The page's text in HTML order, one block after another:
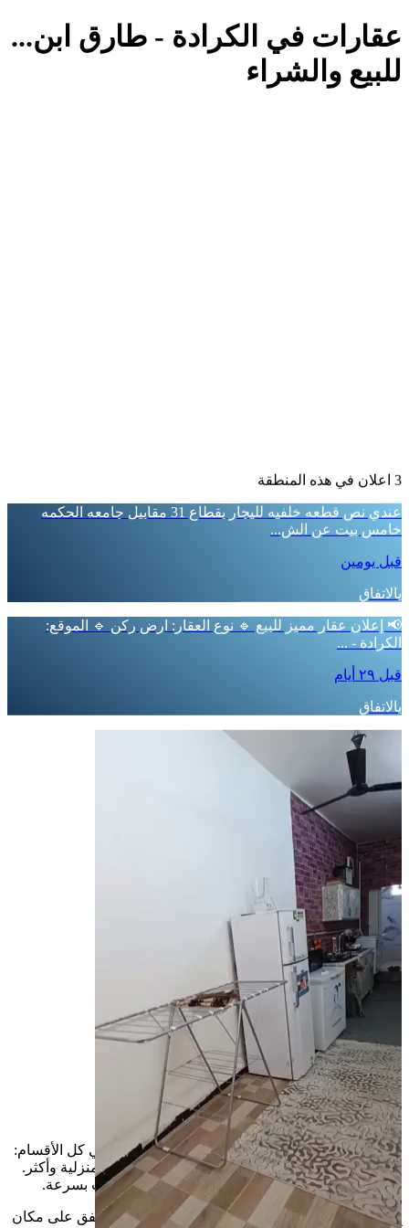
عقارات في الكرادة - طارق ابن...
للبيع والشراء
3 اعلان في هذه المنطقة
عندي نص قطعه خلفيه لليجار بقطاع 31 مقابيل جامعه الحكمه
خامس بيت عن الش...
قبل يومين
بالاتفاق
📢 إعلان عقار مميز للبيع 🔹 نوع العقار: ارض ركن 🔹 الموقع:
الكرادة - ...
قبل ٢٩ أيام
بالاتفاق
عقارات الكرادة - طارق ابن...
السعر عقارات للبيع
راقي — سوق الإعلانات في بغداد
راقي يساعدك تلگّي الإعلانات الجديدة والمستعملة في كل الأقسام:
سيارات، عقارات، موبايلات، أجهزة كهربائية، أغراض منزلية وأكثر.
استخدم البحث أو الفلاتر حتى توصل للإعلان المناسب بسرعة.
نصيحتنا الك: اقرأ التفاصيل وشوف الصور بوضوح، واتفق على مكان